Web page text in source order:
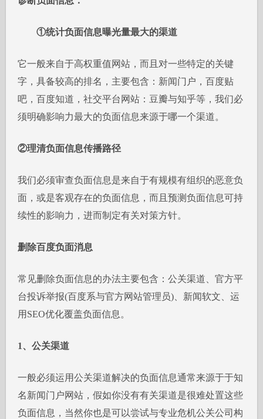
①统计负面信息曝光量最大的渠道
它一般来自于高权重值网站，而且对一些特定的关键
字，具备较高的排名，主要包含：新闻门户，百度贴
吧，百度知道，社交平台网站：豆瓣与知乎等，我们必
须明确影响力最大的负面信息来源于哪一个渠道。
②理清负面信息传播路径
我们必须审查负面信息是来自于有规模有组织的恶意负
面，或是客观存在的负面信息，而且预测负面信息可持
续性的影响力，进而制定有关对策方针。
删除百度负面消息
常见删除负面信息的办法主要包含：公关渠道、官方平
台投诉举报(百度系与官方网站管理员)、新闻软文、运
用SEO优化覆盖负面信息。
1、公关渠道
一般必须运用公关渠道解决的负面信息通常来源于于知
名新闻门户网站，假如你没有有关渠道是很难处置这些
负面信息，当然你也是可以尝试与专业危机公关公司构